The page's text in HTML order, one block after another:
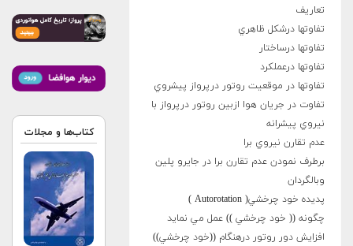
تعاريف
تفاوتها درشکل ظاهري
تفاوتها درساختار
تفاوتها درعملکرد
تفاوتها در موقعيت روتور درپرواز پيشروي
تفاوت در جريان هوا ازبين روتور درپرواز با
نيروي پيشرانه
عدم تقارن نيروي برا
برطرف نمودن عدم تقارن برا در جايرو پلين
وبالگردان
پديده خود چرخشي( Autorotation )
چگونه (( خود چرخشي )) عمل مي نمايد
افزايش دور روتور درهنگام ((خود چرخشي))
کتاب‌ها و مجلات